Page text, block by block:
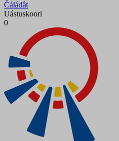
Čáládât
Uástuskoori
0